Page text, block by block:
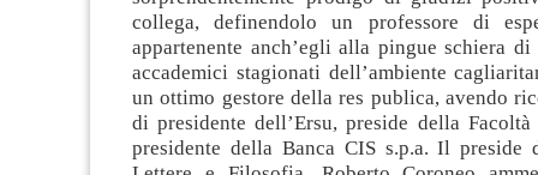
collega, definendolo un professore di
appartenente anch’egli alla pingue schiera
accademici stagionati dell’ambiente
un ottimo gestore della res publica, avendo
di presidente dell’Ersu, preside della
presidente della Banca CIS s.p.a. Il preside